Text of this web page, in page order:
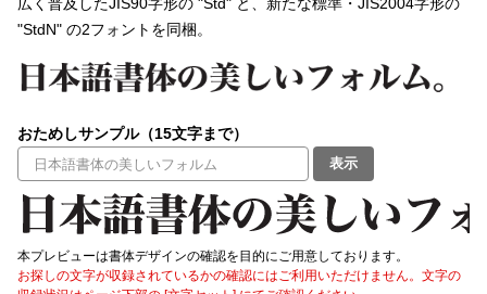
ご利用ガイド
よくあるご質問
お問い合わせ
江戸文字 デザイン毛筆
すべてを表示
セット or 単体
"StdN" の2フォントを同梱。
おためしサンプル（15文字まで）
表示
本プレビューは書体デザインの確認を目的にご用意しております。
お探しの文字が収録されているかの確認にはご利用いただけません。文字の